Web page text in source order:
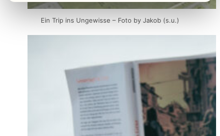
Ein Trip ins Ungewisse – Foto by Jakob (s.u.)